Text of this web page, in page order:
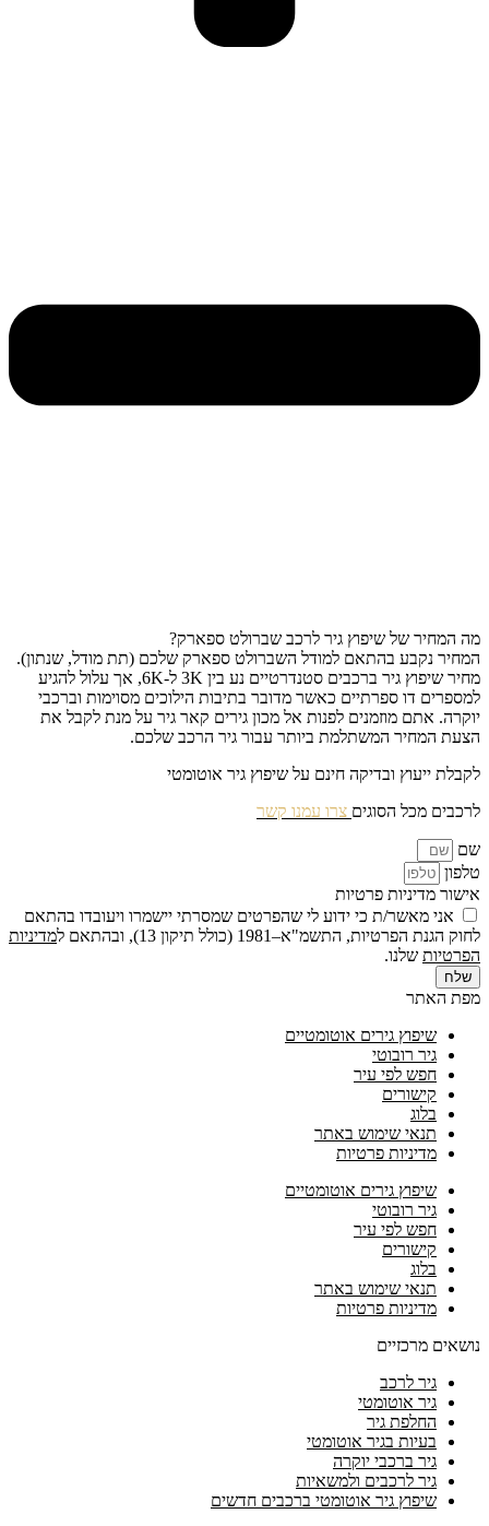
מה המחיר של שיפוץ גיר לרכב שברולט ספארק?
המחיר נקבע בהתאם למודל השברולט ספארק שלכם (תת מודל, שנתון).
מחיר שיפוץ גיר ברכבים סטנדרטיים נע בין 3K ל-6K, אך עלול להגיע
למספרים דו ספרתיים כאשר מדובר בתיבות הילוכים מסוימות וברכבי
יוקרה. אתם מוזמנים לפנות אל מכון גירים קאר גיר על מנת לקבל את
הצעת המחיר המשתלמת ביותר עבור גיר הרכב שלכם.
לקבלת ייעוץ ובדיקה חינם על שיפוץ גיר אוטומטי
לרכבים מכל הסוגים צרו עמנו קשר
שם
טלפון
אישור מדיניות פרטיות
אני מאשר/ת כי ידוע לי שהפרטים שמסרתי יישמרו ויעובדו בהתאם
לחוק הגנת הפרטיות, התשמ"א–1981 (כולל תיקון 13), ובהתאם ל
מדיניות
הפרטיות שלנו.
שלח
מפת האתר
שיפוץ גירים אוטומטיים
גיר רובוטי
חפש לפי עיר
קישורים
בלוג
תנאי שימוש באתר
מדיניות פרטיות
שיפוץ גירים אוטומטיים
גיר רובוטי
חפש לפי עיר
קישורים
בלוג
תנאי שימוש באתר
מדיניות פרטיות
נושאים מרכזיים
גיר לרכב
גיר אוטומטי
החלפת גיר
בעיות בגיר אוטומטי
גיר ברכבי יוקרה
גיר לרכבים ולמשאיות
שיפוץ גיר אוטומטי ברכבים חדשים